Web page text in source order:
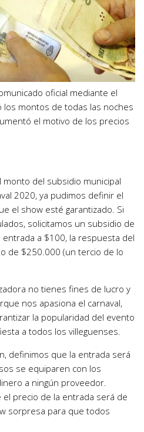
oficial mediante el
montos de todas las noches
el motivo de los precios
del subsidio municipal
2020, ya pudimos definir el
el show esté garantizado. Si
solicitamos un subsidio de
a $100, la respuesta del
de $250.000 (un tercio de lo
no tienes fines de lucro y
nos apasiona el carnaval,
la popularidad del evento
a todos los villeguenses.
definimos que la entrada será
se equiparen con los
a ningún proveedor.
precio de la entrada será de
sorpresa para que todos